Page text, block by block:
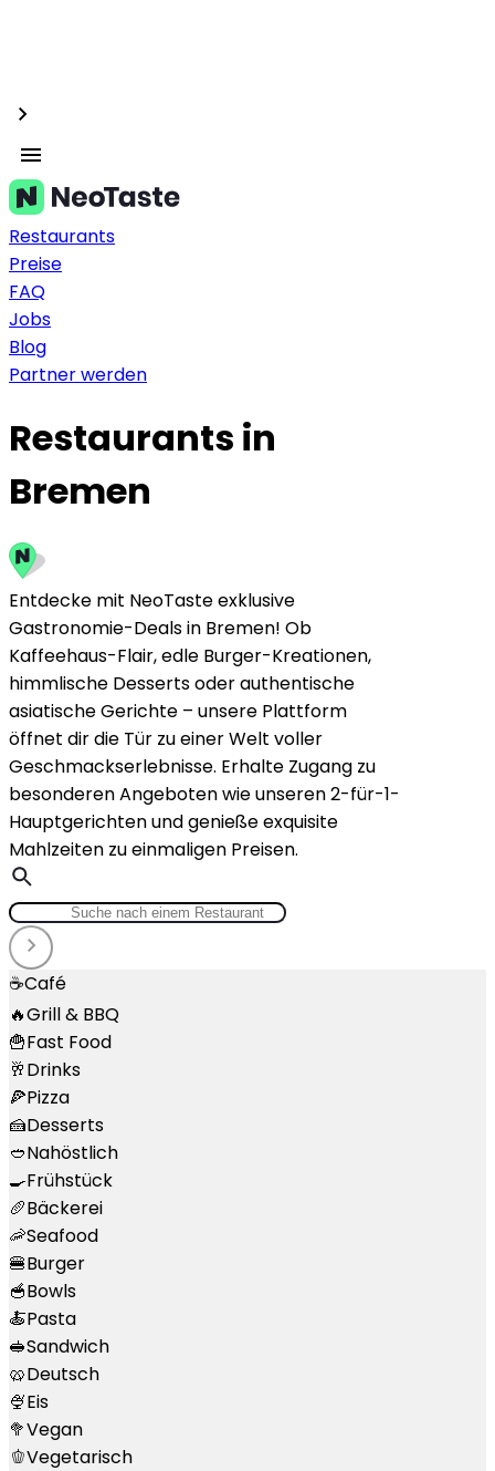
Restaurants
Preise
FAQ
Jobs
Blog
Partner werden
Restaurants in
Bremen
Entdecke mit NeoTaste exklusive
Gastronomie-Deals in Bremen! Ob
Kaffeehaus-Flair, edle Burger-Kreationen,
himmlische Desserts oder authentische
asiatische Gerichte – unsere Plattform
öffnet dir die Tür zu einer Welt voller
Geschmackserlebnisse. Erhalte Zugang zu
besonderen Angeboten wie unseren 2-für-1-
Hauptgerichten und genieße exquisite
Mahlzeiten zu einmaligen Preisen.
☕Café
🔥Grill & BBQ
🍟Fast Food
🥂Drinks
🍕Pizza
🍰Desserts
🥙Nahöstlich
🍳Frühstück
🥖Bäckerei
🦐Seafood
🍔Burger
🥣Bowls
🍝Pasta
🥪Sandwich
🥨Deutsch
🍨Eis
🥦Vegan
🫑Vegetarisch